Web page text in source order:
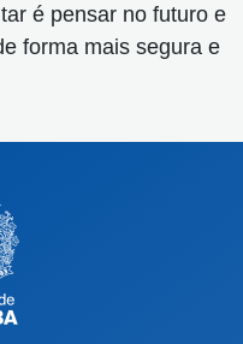
é pensar no futuro e
forma mais segura e